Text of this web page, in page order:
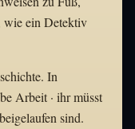
wie ein Detektiv
In
Arbeit · ihr müsst
sind.